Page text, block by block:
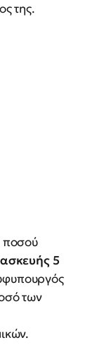
της.
ποσού
5
των